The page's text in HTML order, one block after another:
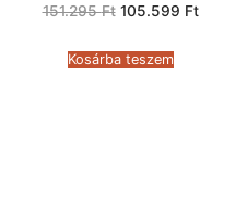
151.295Ft Original
151.295 Ft.
105.599 Ft
Kosárba teszem